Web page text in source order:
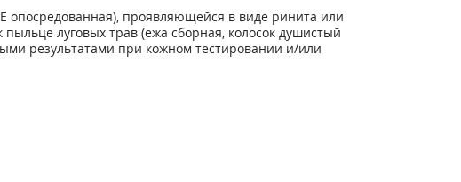
опосредованная), проявляющейся в виде ринита или
луговых трав (ежа сборная, колосок душистый
результатами при кожном тестировании и/или